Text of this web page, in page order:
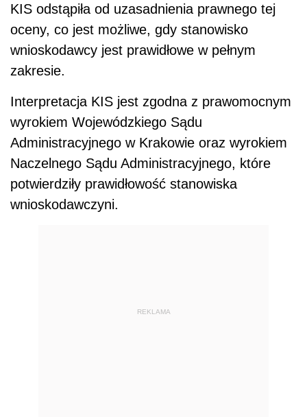
KIS odstąpiła od uzasadnienia prawnego tej
oceny, co jest możliwe, gdy stanowisko
wnioskodawcy jest prawidłowe w pełnym
zakresie.
Interpretacja KIS jest zgodna z prawomocnym
wyrokiem Wojewódzkiego Sądu
Administracyjnego w Krakowie oraz wyrokiem
Naczelnego Sądu Administracyjnego, które
potwierdziły prawidłowość stanowiska
wnioskodawczyni.
REKLAMA